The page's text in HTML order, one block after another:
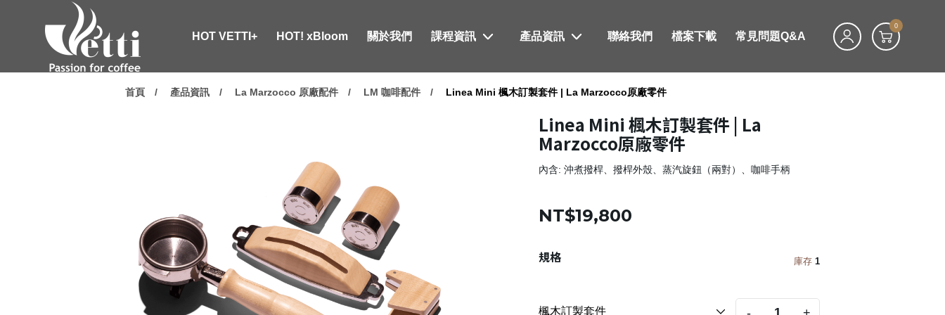
0
HOT VETTI+ HOT! xBloom 關於我們 課程資訊 產品資訊 聯絡我們 檔案下載 常見問題Q&A
首頁 產品資訊 La Marzocco 原廠配件 LM 咖啡配件 Linea Mini 楓木訂製套件 | La Marzocco原廠零件
Linea Mini 楓木訂製套件 | La
Marzocco原廠零件
內含: 沖煮撥桿、撥桿外殼、蒸汽旋鈕（兩對）、咖啡手柄
NT$19,800
規格 庫存 1